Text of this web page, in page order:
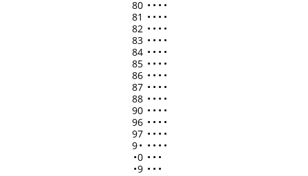
80 • • • •
81 • • • •
82 • • • •
83 • • • •
84 • • • •
85 • • • •
86 • • • •
87 • • • •
88 • • • •
90 • • • •
96 • • • •
97 • • • •
9• • • • •
•0 • • •
•9 • • •